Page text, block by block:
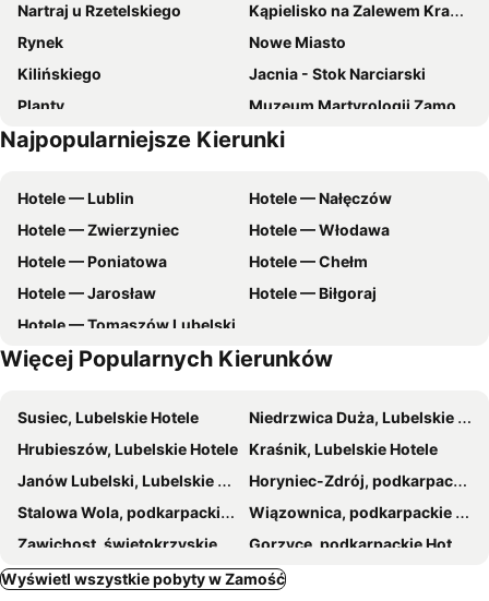
Nartraj u Rzetelskiego
Kąpielisko na Zalewem Krasnobrodzkim
Rynek
Nowe Miasto
Kilińskiego
Jacnia - Stok Narciarski
Planty
Muzeum Martyrologii Zamojszczyzny Rotunda
Majdan
Janowice
Park Miejski
Junior
Szopowe
Najpopularniejsze Kierunki
Hotele — Lublin
Hotele — Nałęczów
Hotele — Zwierzyniec
Hotele — Włodawa
Hotele — Poniatowa
Hotele — Chełm
Hotele — Jarosław
Hotele — Biłgoraj
Hotele — Tomaszów Lubelski
Więcej Popularnych Kierunków
Susiec, Lubelskie Hotele
Niedrzwica Duża, Lubelskie Hotele
Hrubieszów, Lubelskie Hotele Kraśnik, Lubelskie Hotele
Janów Lubelski, Lubelskie Hotele
Horyniec-Zdrój, podkarpackie Hotele
Stalowa Wola, podkarpackie Hotele
Wiązownica, podkarpackie Hotele
Zawichost, świętokrzyskie Hotele
Gorzyce, podkarpackie Hotele
Józefów, Lubelskie Hotele
Świdnik, Lubelskie Hotele
Wyświetl wszystkie pobyty w Zamość